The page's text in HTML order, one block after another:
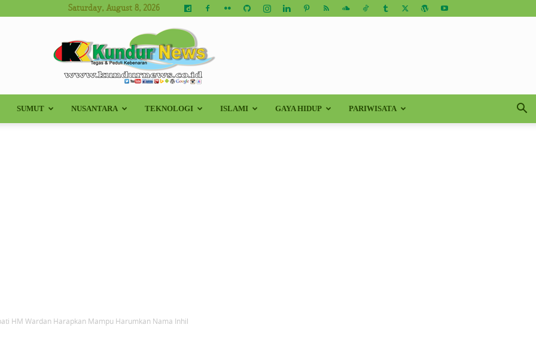
Saturday, August 8, 2026
Kundur
SUMUT NUSANTARA TEKNOLOGI ISLAMI GAYA HIDUP PARIWISATA
HM Wardan Harapkan Mampu Harumkan Nama Inhil